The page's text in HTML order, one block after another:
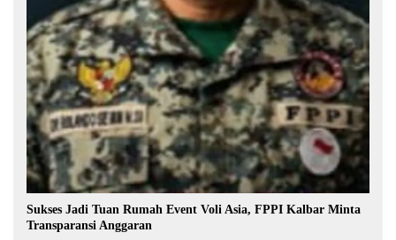
Sukses Jadi Tuan Rumah Event Voli Asia, FPPI Kalbar Minta
Transparansi Anggaran